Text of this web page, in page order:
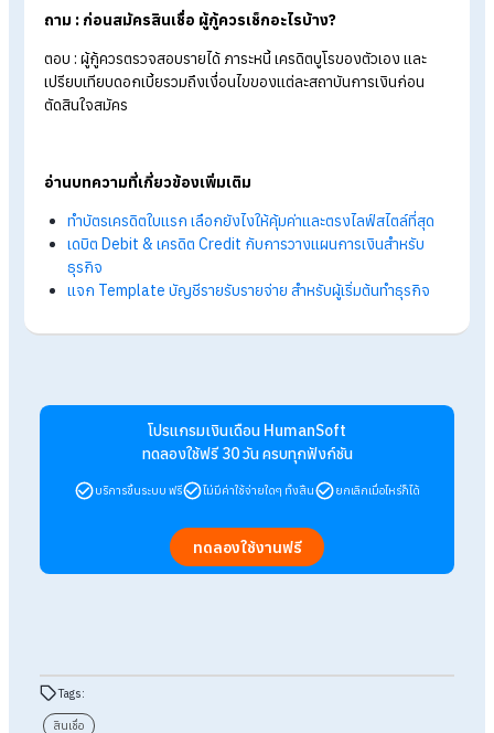
ประกัน และวัตถุประสงค์ในการใช้งาน การเลือกสินเชื่อที่เหมาะสม
พิจารณาทั้งวัตถุประสงค์ในการกู้ อัตราดอกเบี้ย ระยะเวลาผ่อน แล
ความสามารถในการชำระหนี้ เพื่อช่วยลดความเสี่ยงทางการเงินใน
อนาคต
FAQ: คำถามที่พบบ่อยเกี่ยวกับ “สินเชื่อ”
ถาม : สินเชื่อกับบัตรเครดิตต่างกันอย่างไร?
ตอบ : สินเชื่อมักได้รับเงินก้อน ผ่อนเป็นงวด และมีกำหนดระยะเวล
เงินที่แน่นอน ส่วนบัตรเครดิตใช้รูดซื้อสินค้าหรือบริการโดยไม่ต้อง
ถาม : สินเชื่อไม่มีหลักประกันคืออะไร?
ตอบ : คือสินเชื่อที่ไม่ต้องมีผู้ค้ำประกัน หรือต้องนำหลักทรัพย์มาค้ำ
ประกัน เพียงแค่แสดงหลักฐานทางการเงิน หรือหลักฐานการทำง
เช่น สินเชื่อส่วนบุคคลหรือบัตรกดเงินสด